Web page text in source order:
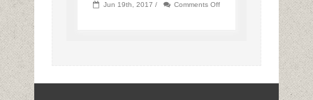
Jun 19th, 2017 / Comments Off